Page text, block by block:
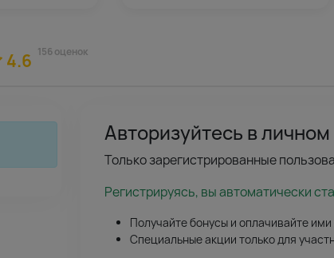
4.6 156 оценок
Авторизуйтесь в
Только зарегистрированные
Регистрируясь, вы автоматически
Получайте бонусы и оплачивайте ими
Специальные акции только для